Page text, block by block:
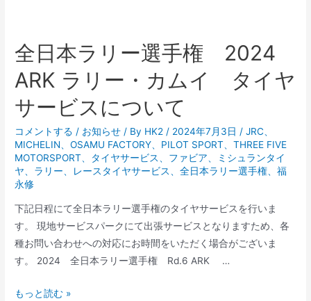
ヤ
ー
ビ
ス
に
つ
い
て
全日本ラリー選手権 2024
ARK ラリー・カムイ タイヤ
サービスについて
コメントする / お知らせ / By HK2 / 2024年7月3日 /JRC
MICHELIN 、OSAMU FACTORY PILOT SPORT 、THREE FIVE
MOTORSPORT
タイヤサービス ファビア
ミシュランタイ
ヤ
ラリー レースタイヤサービス 、全日本ラリー選手権 、福
永修
下記日程にて全日本ラリー選手権のタイヤサービスを行いま
す。 現地サービスパークにて出張サービスとなりますため、各
種お問い合わせへの対応にお時間をいただく場合がございま
す。 2024 全日本ラリー選手権 Rd.6 ARK …
全
もっと読む »